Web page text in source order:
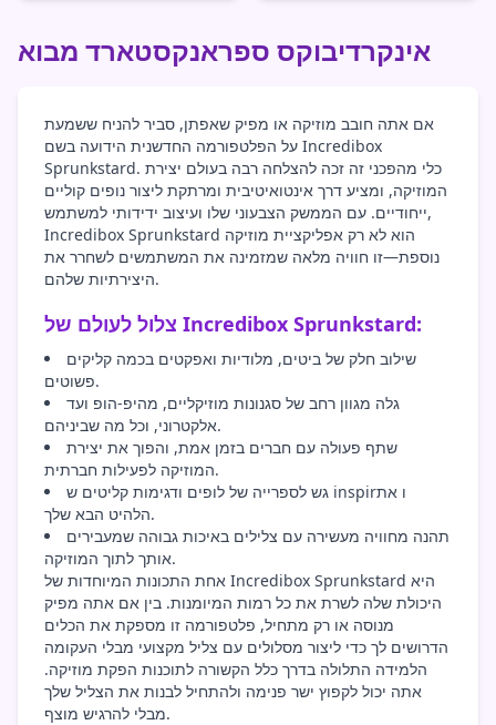
אינקרדיבוקס ספראנקסטארד מבוא
אם אתה חובב מוזיקה או מפיק שאפתן, סביר להניח ששמעת
על הפלטפורמה החדשנית הידועה בשם Incredibox
Sprunkstard. כלי מהפכני זה זכה להצלחה רבה בעולם יצירת
המוזיקה, ומציע דרך אינטואיטיבית ומרתקת ליצור נופים קוליים
ייחודיים. עם הממשק הצבעוני שלו ועיצוב ידידותי למשתמש,
Incredibox Sprunkstard הוא לא רק אפליקציית מוזיקה
נוספת—זו חוויה מלאה שמזמינה את המשתמשים לשחרר את
היצירתיות שלהם.
צלול לעולם של Incredibox Sprunkstard:
שילוב חלק של ביטים, מלודיות ואפקטים בכמה קליקים
פשוטים.
גלה מגוון רחב של סגנונות מוזיקליים, מהיפ-הופ ועד
אלקטרוני, וכל מה שביניהם.
שתף פעולה עם חברים בזמן אמת, והפוך את יצירת
המוזיקה לפעילות חברתית.
גש לספרייה של לופים ודגימות קליטים ש inspirו את
הלהיט הבא שלך.
תהנה מחוויה מעשירה עם צלילים באיכות גבוהה שמעבירים
אותך לתוך המוזיקה.
אחת התכונות המיוחדות של Incredibox Sprunkstard היא
היכולת שלה לשרת את כל רמות המיומנות. בין אם אתה מפיק
מנוסה או רק מתחיל, פלטפורמה זו מספקת את הכלים
הדרושים לך כדי ליצור מסלולים עם צליל מקצועי מבלי העקומה
הלמידה התלולה בדרך כלל הקשורה לתוכנות הפקת מוזיקה.
אתה יכול לקפוץ ישר פנימה ולהתחיל לבנות את הצליל שלך
מבלי להרגיש מוצף.